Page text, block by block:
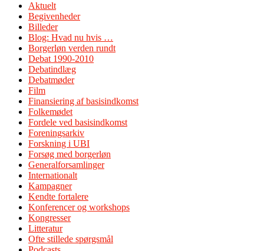
Aktuelt
Begivenheder
Billeder
Blog: Hvad nu hvis …
Borgerløn verden rundt
Debat 1990-2010
Debatindlæg
Debatmøder
Film
Finansiering af basisindkomst
Folkemødet
Fordele ved basisindkomst
Foreningsarkiv
Forskning i UBI
Forsøg med borgerløn
Generalforsamlinger
Internationalt
Kampagner
Kendte fortalere
Konferencer og workshops
Kongresser
Litteratur
Ofte stillede spørgsmål